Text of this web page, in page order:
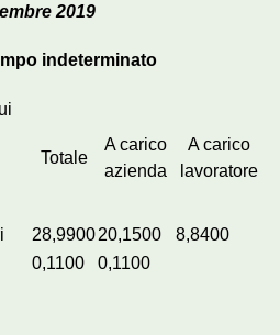
2019
indeterminato
Totale
A carico
azienda
A carico
lavoratore
28,990020,1500
8,8400
0,1100
0,1100